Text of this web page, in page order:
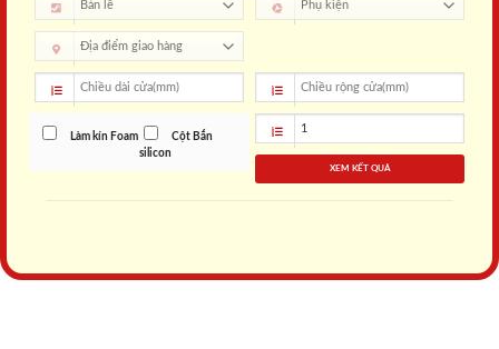
Làm kín Foam
Cột Bắn
silicon
XEM KẾT QUẢ